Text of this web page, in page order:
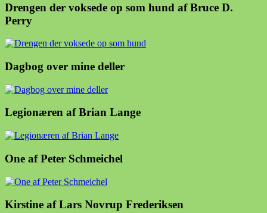
Drengen der voksede op som hund af Bruce D.
Perry
Dagbog over mine deller
Legionæren af Brian Lange
One af Peter Schmeichel
Kirstine af Lars Novrup Frederiksen